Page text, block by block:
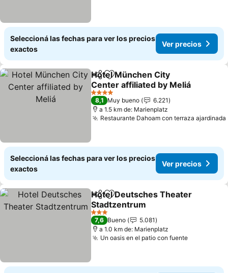
Seleccioná las fechas para ver los precios
exactos
Ver precios
CompartirAñadir a favoritos
Hotel München City
Center affiliated by Meliá
4 Estrellas
8,1 Muy bueno
6.221
a 1.5 km de: Marienplatz
Restaurante Dahoam con terraza ajardinada
Seleccioná las fechas para ver los precios
exactos
Ver precios
CompartirAñadir a favoritos
Hotel Deutsches Theater
Stadtzentrum
3 Estrellas
7,6 Bueno
5.081
a 1.0 km de: Marienplatz
Un oasis en el patio con fuente